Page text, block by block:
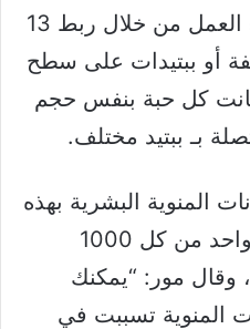
Advances عن كيفية بدء العمل من خلال ربط 13
أو ببتيدات على سطح
كل حبة بنفس حجم
بـ ببتيد مختلف.
المنوية البشرية بهذه
الحبيبات، وجدوا أقل من واحد من كل 1000
وقال مور: “يمكنك
المنوية تسببت في